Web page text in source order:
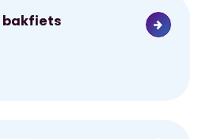
bakfiets